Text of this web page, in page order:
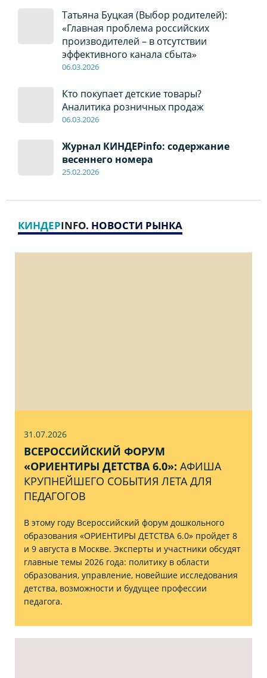
Татьяна Буцкая (Выбор родителей):
«Главная проблема российских
производителей – в отсутствии
эффективного канала сбыта»
06.03.2026
Кто покупает детские товары?
Аналитика розничных продаж
06.03.2026
Журнал КИНДЕРinfo: содержание
весеннего номера
25.02.2026
КИНДЕРINFO. НОВОСТИ РЫНКА
31.07.2026
ВСЕРОССИЙСКИЙ ФОРУМ
«ОРИЕНТИРЫ ДЕТСТВА 6.0»: АФИША
КРУПНЕЙШЕГО СОБЫТИЯ ЛЕТА ДЛЯ
ПЕДАГОГОВ
В этому году Всероссийский форум дошкольного
образования «ОРИЕНТИРЫ ДЕТСТВА 6.0» пройдет 8
и 9 августа в Москве. Эксперты и участники обсудят
главные темы 2026 года: политику в области
образования, управление, новейшие исследования
детства, возможности и будущее профессии
педагога.